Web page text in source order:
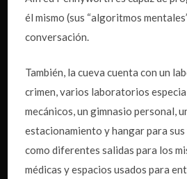
él mismo (sus “algoritmos
conversación.
También, la cueva cuenta con un
crimen, varios laboratorios
mecánicos, un gimnasio personal,
estacionamiento y hangar para
como diferentes salidas para los
médicas y espacios usados para